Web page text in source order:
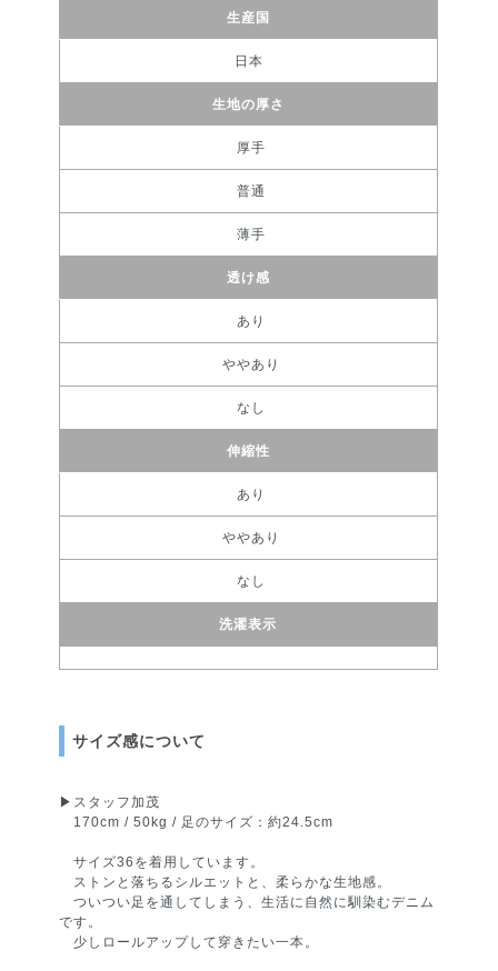
生産国
日本
生地の厚さ
厚手
普通
薄手
透け感
あり
ややあり
なし
伸縮性
あり
ややあり
なし
洗濯表示
サイズ感について
▶︎スタッフ加茂
170cm / 50kg / 足のサイズ：約24.5cm
サイズ36を着用しています。
ストンと落ちるシルエットと、柔らかな生地感。
ついつい足を通してしまう、生活に自然に馴染むデニム
です。
少しロールアップして穿きたい一本。